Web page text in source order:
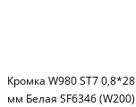
Кромка W980 ST7 0,8*28
мм Белая SF6346 (W200)